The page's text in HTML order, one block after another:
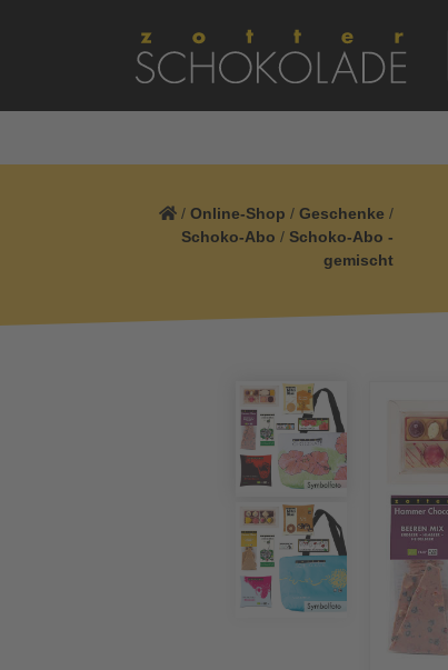
/ Online-Shop / Geschenke /
Schoko-Abo / Schoko-Abo -
gemischt